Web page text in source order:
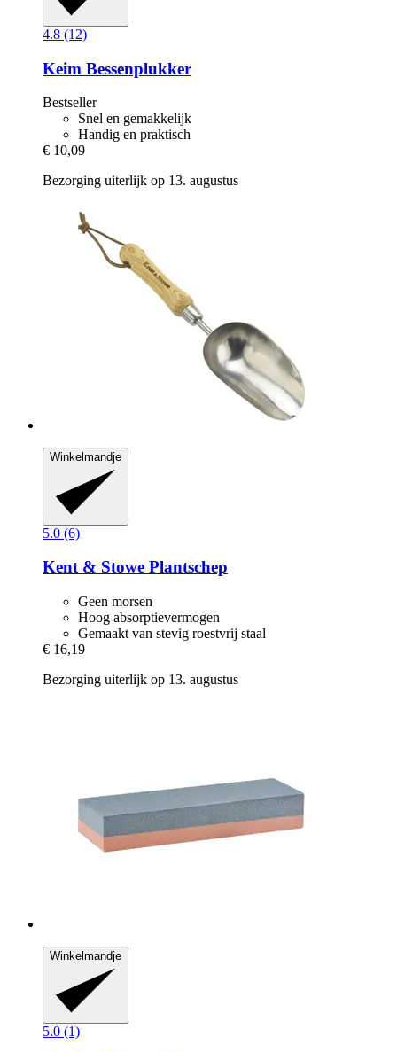
4.8 (12)
Keim Bessenplukker
Bestseller
Snel en gemakkelijk
Handig en praktisch
€ 10,09
Bezorging uiterlijk op 13. augustus
Winkelmandje
5.0 (6)
Kent & Stowe Plantschep
Geen morsen
Hoog absorptievermogen
Gemaakt van stevig roestvrij staal
€ 16,19
Bezorging uiterlijk op 13. augustus
Winkelmandje
5.0 (1)